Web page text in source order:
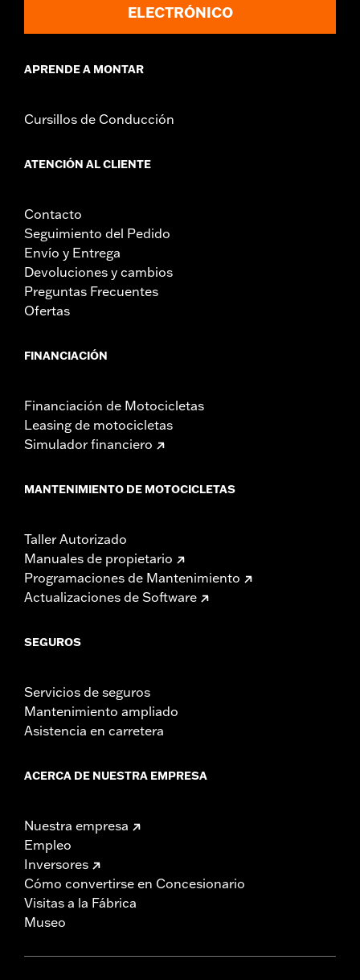
ELECTRÓNICO
APRENDE A MONTAR
Cursillos de Conducción
ATENCIÓN AL CLIENTE
Contacto
Seguimiento del Pedido
Envío y Entrega
Devoluciones y cambios
Preguntas Frecuentes
Ofertas
FINANCIACIÓN
Financiación de Motocicletas
Leasing de motocicletas
Simulador financiero
MANTENIMIENTO DE MOTOCICLETAS
Taller Autorizado
Manuales de propietario
Programaciones de Mantenimiento
Actualizaciones de Software
SEGUROS
Servicios de seguros
Mantenimiento ampliado
Asistencia en carretera
ACERCA DE NUESTRA EMPRESA
Nuestra empresa
Empleo
Inversores
Cómo convertirse en Concesionario
Visitas a la Fábrica
Museo